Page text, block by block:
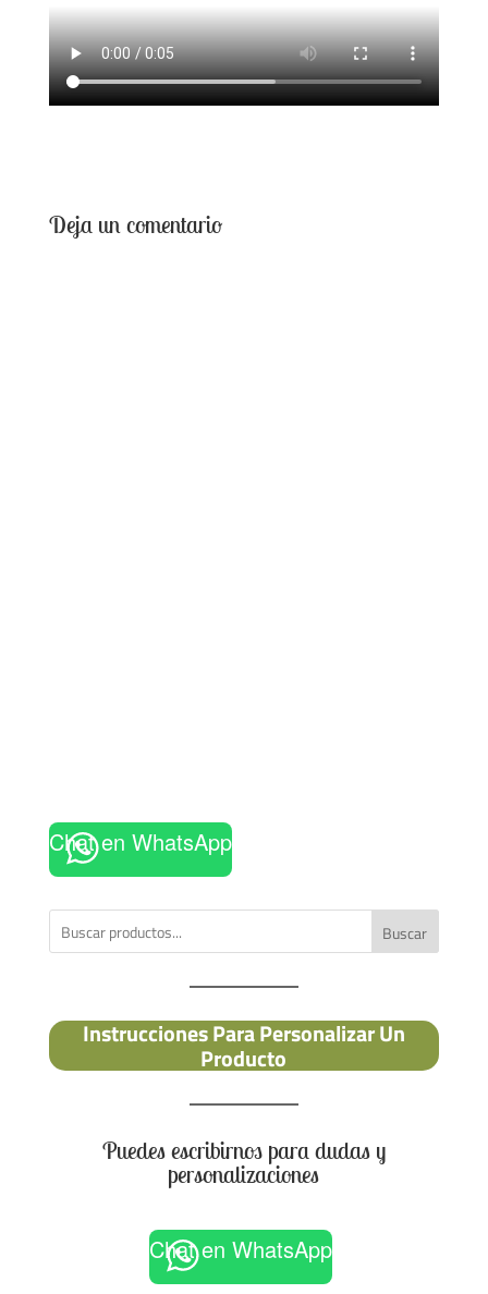
Deja un comentario
Chat en WhatsApp
Buscar
Instrucciones Para Personalizar Un
Producto
Puedes escribirnos para dudas y
personalizaciones
Chat en WhatsApp